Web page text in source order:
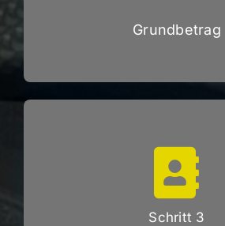
Grundbetrag
Schritt 3